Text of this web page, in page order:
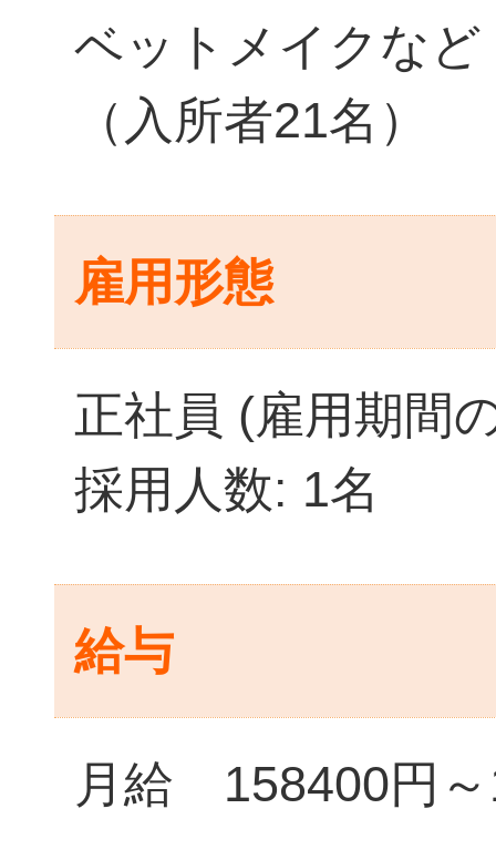
ベットメイクなど
（入所者21名）
雇用形態
正社員 (雇用期間
採用人数: 1名
給与
月給 158400円～